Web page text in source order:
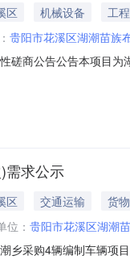
区 机械设备
工程
贵阳市花溪区湖潮苗族
磋商公告公告本项目
人民币贰拾玖万贰仟
需求公示
区 交通运输
货物
位： 贵阳市花溪区湖潮
乡采购4辆编制车辆项